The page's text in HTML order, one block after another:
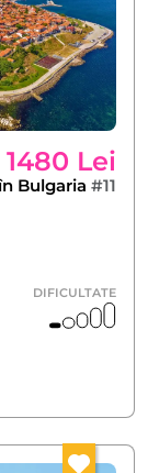
1480 Lei
Bulgaria #11
DIFICULTATE